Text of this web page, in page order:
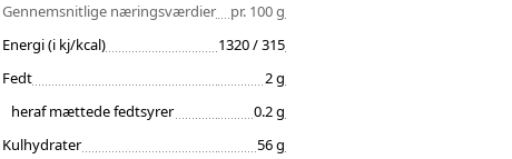
Gennemsnitlige næringsværdier
pr. 100 g
Energi (i kj/kcal)
1320 / 315
Fedt
2 g
heraf mættede fedtsyrer
0.2 g
Kulhydrater
56 g